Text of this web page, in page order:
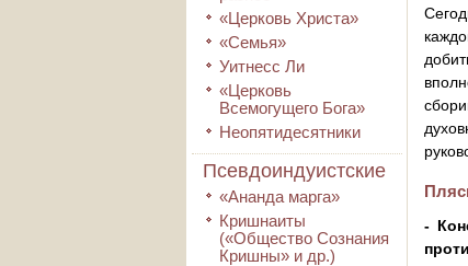
«Церковь Христа»
«Семья»
Уитнесс Ли
«Церковь
Всемогущего Бога»
Неопятидесятники
Псевдоиндуистские
«Ананда марга»
Кришнаиты
(«Общество Сознания
Кришны» и др.)
-